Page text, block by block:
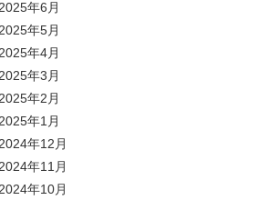
2025年6月
2025年5月
2025年4月
2025年3月
2025年2月
2025年1月
2024年12月
2024年11月
2024年10月